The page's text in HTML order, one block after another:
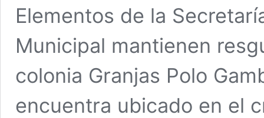
Elementos de la
Municipal mantienen
colonia Granjas Polo
encuentra ubicado en el